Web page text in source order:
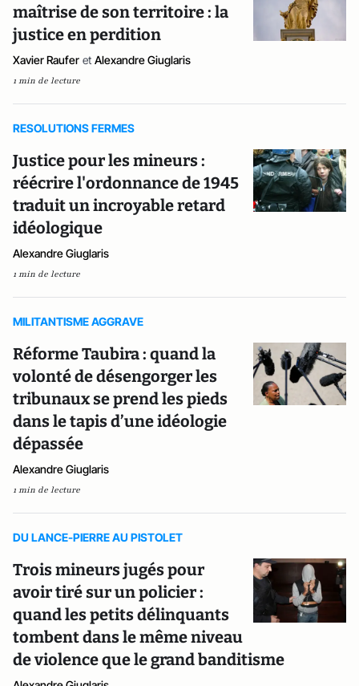
maîtrise de son territoire : la
justice en perdition
Xavier Raufer et Alexandre Giuglaris
1 min de lecture
RESOLUTIONS FERMES
Justice pour les mineurs :
réécrire l'ordonnance de 1945
traduit un incroyable retard
idéologique
Alexandre Giuglaris
1 min de lecture
MILITANTISME AGGRAVE
Réforme Taubira : quand la
volonté de désengorger les
tribunaux se prend les pieds
dans le tapis d’une idéologie
dépassée
Alexandre Giuglaris
1 min de lecture
DU LANCE-PIERRE AU PISTOLET
Trois mineurs jugés pour
avoir tiré sur un policier :
quand les petits délinquants
tombent dans le même niveau
de violence que le grand banditisme